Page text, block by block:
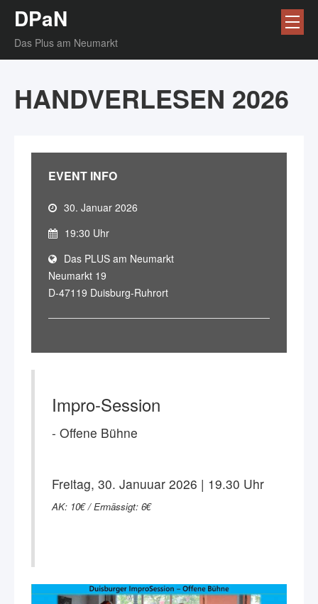
DPaN
Das Plus am Neumarkt
HANDVERLESEN 2026
EVENT INFO
30. Januar 2026
19:30 Uhr
Das PLUS am Neumarkt
Neumarkt 19
D-47119 Duisburg-Ruhrort
Impro-Session
- Offene Bühne
Freitag, 30. Januuar 2026 | 19.30 Uhr
AK: 10€ / Ermässigt: 6€